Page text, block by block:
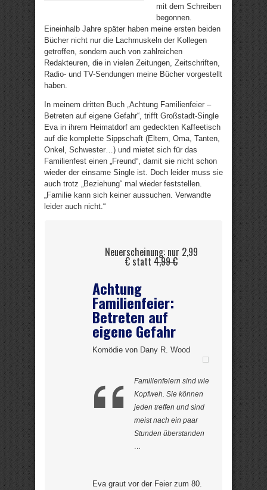
mit dem Schreiben
begonnen.
Eineinhalb Jahre später haben meine ersten beiden
Bücher nicht nur die Lachmuskeln der Kollegen
getroffen, sondern auch von zahlreichen
Redakteuren, die in vielen Zeitungen, Zeitschriften,
Radio- und TV-Sendungen meine Bücher vorgestellt
haben.
In meinem dritten Buch „Achtung Familienfeier –
Betreten auf eigene Gefahr“, trifft Großstadt-Single
Eva in ihrem Heimatdorf am gedeckten Kaffeetisch
auf die komplette Sippschaft (Eltern, Oma, Tanten,
Onkel, Schwester…) und mietet sich für das
Familienfest einen „Freund“, damit sie nicht schon
wieder der einsame Single ist. Doch leider muss sie
auch trotz „Beziehung“ mal wieder feststellen.
„Familie kann sich keiner aussuchen. Verwandte
leider auch nicht.“
Neuerscheinung: nur 2,99
€ statt 4,99 €
Achtung
Familienfeier:
Betreten auf
eigene Gefahr
Komödie von Dany R. Wood
Familienfeiern sind wie
Kopfweh. Sie können
jeden treffen und sind
meist nach ein paar
Stunden überstanden
…
Eva graut vor der Feier zum 80.